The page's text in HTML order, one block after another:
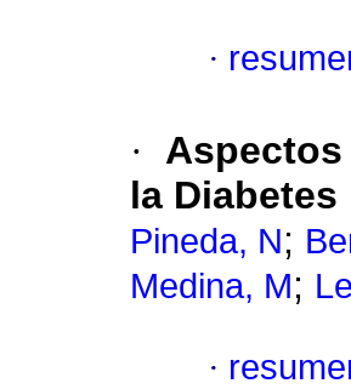
·
·
la
Pineda, N;
Medina, M;
·